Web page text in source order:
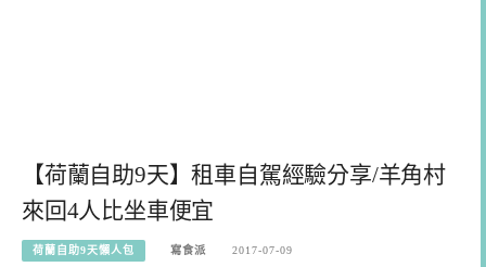
【荷蘭自助9天】租車自駕經驗分享/羊角村
來回4人比坐車便宜
荷蘭自助9天懶人包 寫食派 2017-07-09